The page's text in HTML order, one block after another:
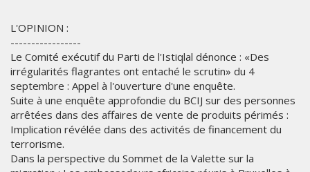
L'OPINION :
-----------------
Le Comité exécutif du Parti de l'Istiqlal dénonce : «Des
irrégularités flagrantes ont entaché le scrutin» du 4
septembre : Appel à l'ouverture d'une enquête.
Suite à une enquête approfondie du BCIJ sur des personnes
arrêtées dans des affaires de vente de produits périmés :
Implication révélée dans des activités de financement du
terrorisme.
Dans la perspective du Sommet de la Valette sur la